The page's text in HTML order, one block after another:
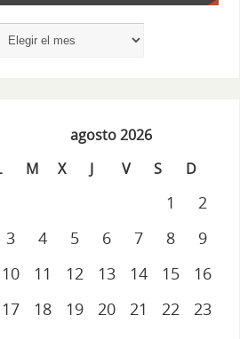
agosto 2026
M X J V S D
1
2
3
4 5 6 7 8
9
10
11 12 13 14 15
16
17
18 19 20 21 22
23